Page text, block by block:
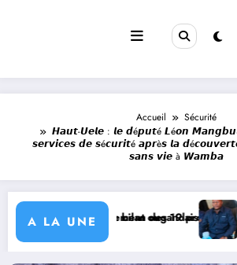
Accueil
Sécurité
𝙃𝙖𝙪𝙩-𝙐𝙚𝙡𝙚 : 𝙡𝙚 𝙙é𝙥𝙪𝙩é 𝙇é𝙤𝙣
𝙨𝙚𝙧𝙫𝙞𝙘𝙚𝙨 𝙙𝙚 𝙨é𝙘𝙪𝙧𝙞𝙩é 𝙖𝙥𝙧è𝙨 𝙡𝙖
𝙨𝙖𝙣𝙨 𝙫𝙞𝙚 à 𝙒𝙖𝙢𝙗𝙖
A LA UNE
ougandais
bilan des 19 projets communautaires de
Watsa : l’AT Magayi